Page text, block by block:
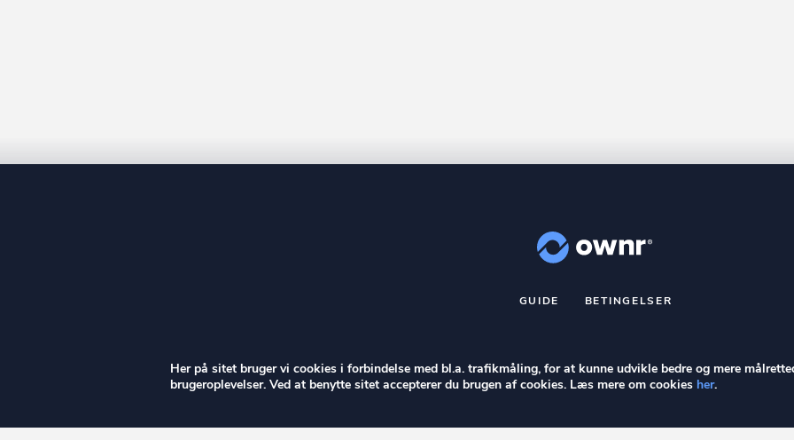
GUIDE BETINGELSER
Stationsparken 26. 2., 2600 Glostrup, info@ownr.dk
Her på sitet bruger vi cookies i forbindelse med bl.a. trafikmåling, for at kunne udvikle bedre og mere
brugeroplevelser. Ved at benytte sitet accepterer du brugen af cookies. Læs mere om cookies her.